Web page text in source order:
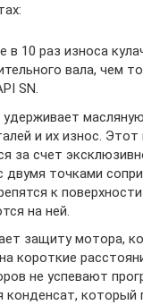
в 10 раз износа
вала, чем
SN.
и их износ. Этот
за счет
двумя точками
к
на ней.
защиту мотора,
короткие
не успевают
конденсат, который